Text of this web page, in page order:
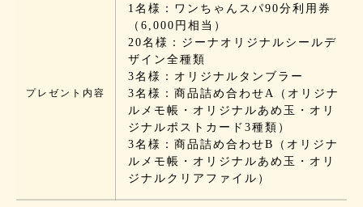
プレゼント内容
1名様：ワンちゃんスパ90分利用券
（6,000円相当）
20名様：ジーナオリジナルシールデ
ザイン全種類
3名様：オリジナルタンブラー
3名様：商品詰め合わせA（オリジナ
ルメモ帳・オリジナルあめ玉・オリ
ジナルポストカード3種類）
3名様：商品詰め合わせB（オリジナ
ルメモ帳・オリジナルあめ玉・オリ
ジナルクリアファイル）